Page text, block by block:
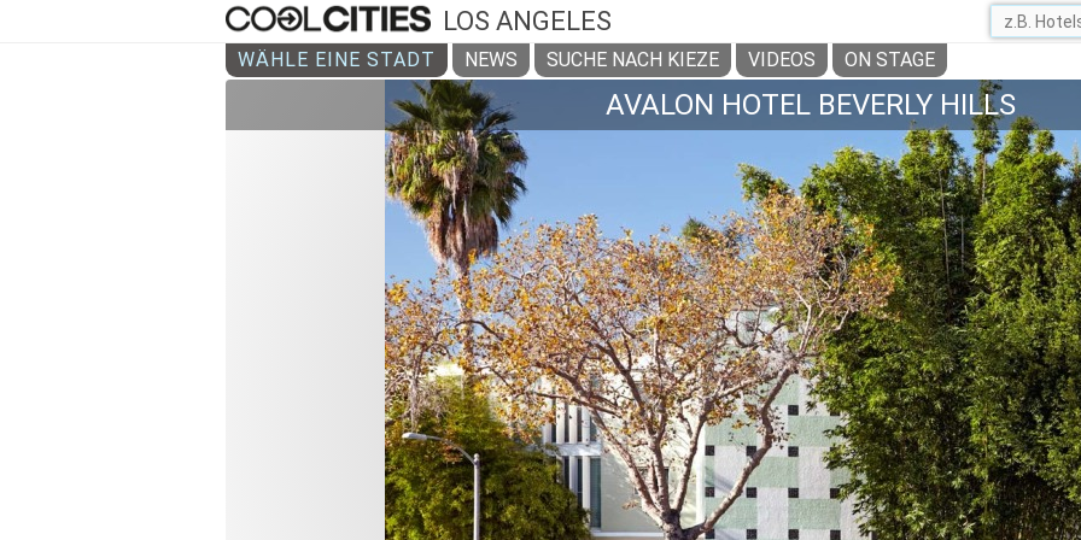
LOS ANGELES
WÄHLE EINE STADT NEWS SUCHE NACH KIEZE VIDEOS ON STAGE
AVALON HOTEL BEVERLY HILLS